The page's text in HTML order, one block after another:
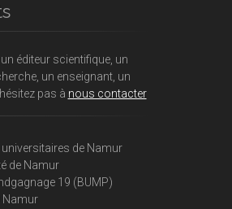
éditeur scientifique, un
un enseignant, un
pas à nous contacter
de Namur
de Namur
19 (BUMP)
Namur